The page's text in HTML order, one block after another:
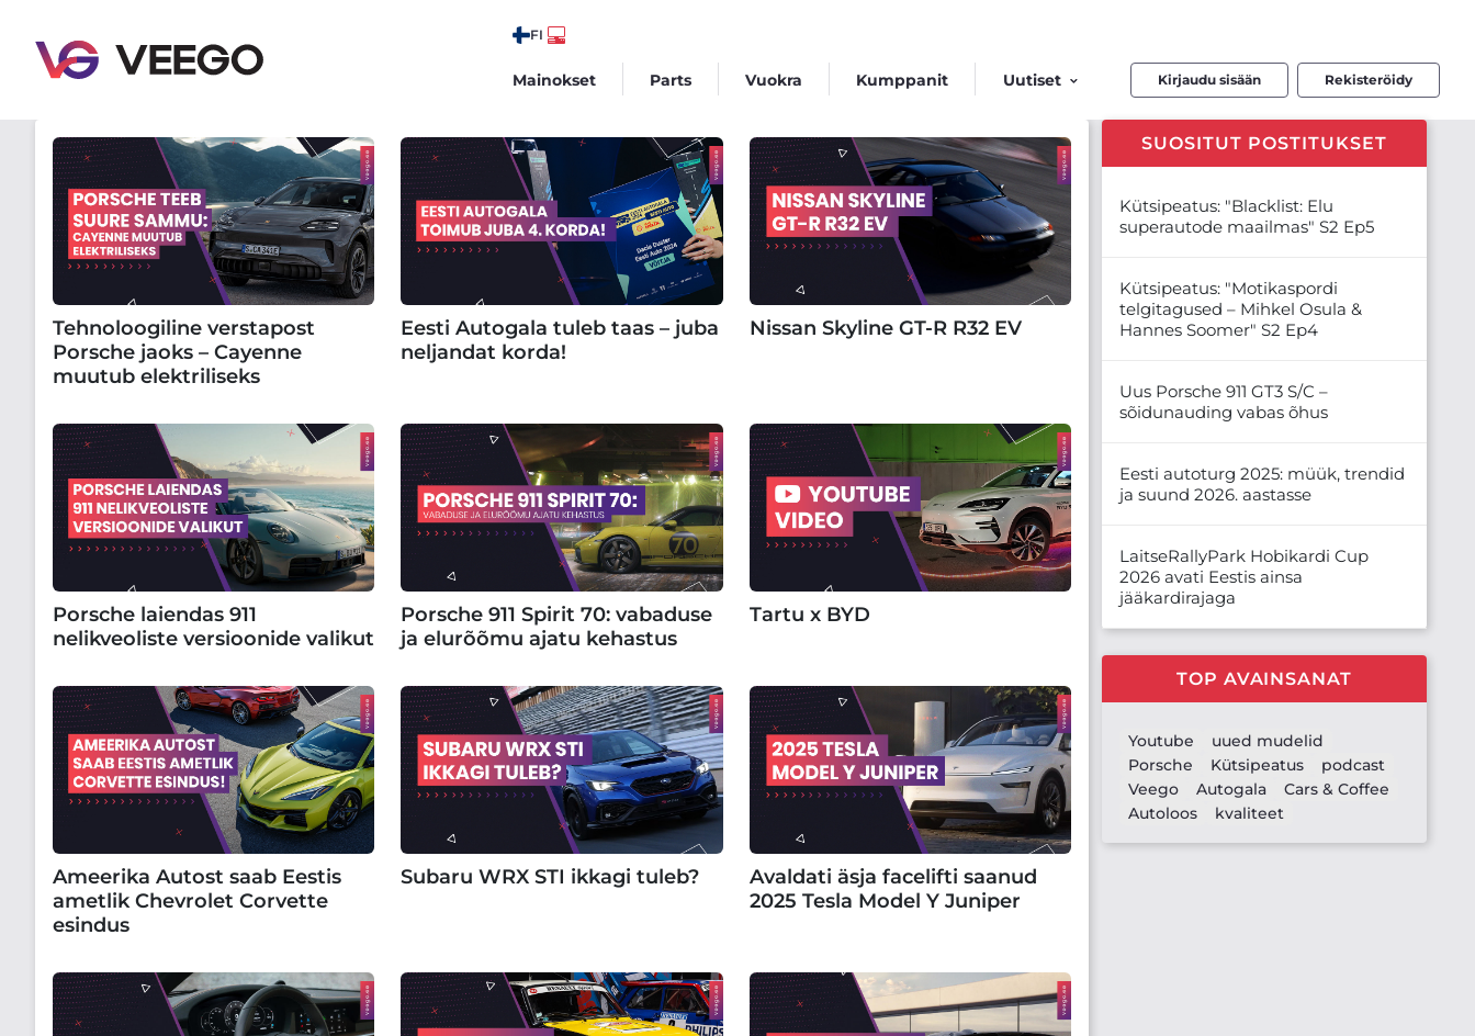
FI
Mainokset Parts Vuokra Kumppanit Uutiset Kirjaudu sisään Rekisteröidy
Tehnoloogiline verstapost
Porsche jaoks – Cayenne
muutub elektriliseks
Eesti Autogala tuleb taas – juba
neljandat korda!
Nissan Skyline GT-R R32 EV
Porsche laiendas 911
nelikveoliste versioonide valikut
Porsche 911 Spirit 70: vabaduse
ja elurõõmu ajatu kehastus
Tartu x BYD
Ameerika Autost saab Eestis
ametlik Chevrolet Corvette
esindus
Subaru WRX STI ikkagi tuleb?
Avaldati äsja facelifti saanud
2025 Tesla Model Y Juniper
SUOSITUT POSTITUKSET
Kütsipeatus: "Blacklist: Elu
superautode maailmas" S2 Ep5
Kütsipeatus: "Motikaspordi
telgitagused – Mihkel Osula &
Hannes Soomer" S2 Ep4
Uus Porsche 911 GT3 S/C –
sõidunauding vabas õhus
Eesti autoturg 2025: müük, trendid
ja suund 2026. aastasse
LaitseRallyPark Hobikardi Cup
2026 avati Eestis ainsa
jääkardirajaga
TOP AVAINSANAT
Youtube
uued mudelid
Porsche
Kütsipeatus
podcast
Veego
Autogala
Cars & Coffee
Autoloos
kvaliteet